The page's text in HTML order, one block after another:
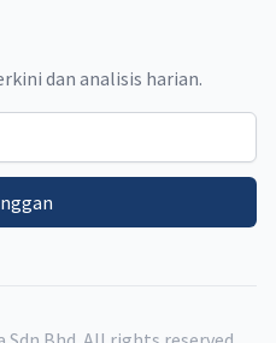
dan analisis harian.